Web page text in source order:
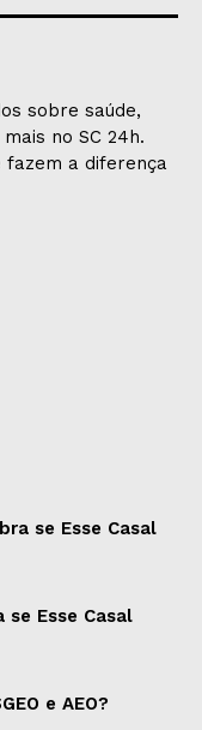
sobre saúde,
no SC 24h.
fazem a diferença
se Esse Casal
se Esse Casal
e AEO?